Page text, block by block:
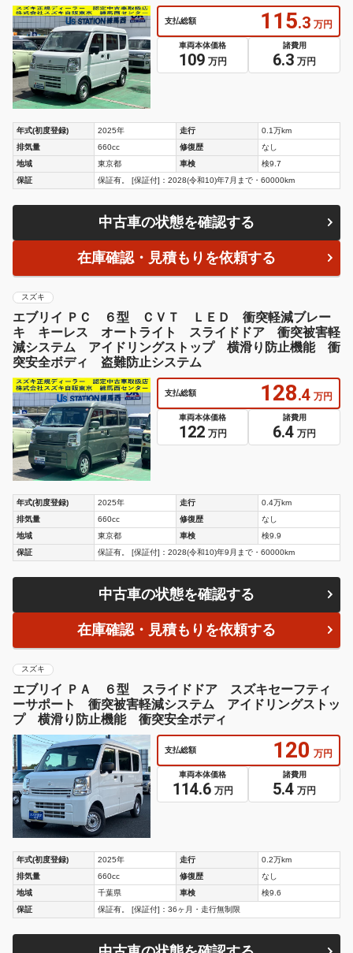
支払総額 115.3 万円
車両本体価格
109 万円
諸費用
6.3 万円
年式(初度登録) 2025年 走行
0.1万km
排気量
660cc 修復歴
なし
地域
東京都 車検
検9.7
保証
保証有。 [保証付]：2028(令和10)年7月まで・60000km
中古車の状態を確認する
在庫確認・見積もりを依頼する
スズキ
エブリイ ＰＣ ６型 ＣＶＴ ＬＥＤ 衝突軽減ブレー
キ キーレス オートライト スライドドア 衝突被害軽
減システム アイドリングストップ 横滑り防止機能 衝
突安全ボディ 盗難防止システム
支払総額 128.4 万円
車両本体価格
122 万円
諸費用
6.4 万円
年式(初度登録) 2025年 走行
0.4万km
排気量
660cc 修復歴
なし
地域
東京都 車検
検9.9
保証
保証有。 [保証付]：2028(令和10)年9月まで・60000km
中古車の状態を確認する
在庫確認・見積もりを依頼する
スズキ
エブリイ ＰＡ ６型 スライドドア スズキセーフティ
ーサポート 衝突被害軽減システム アイドリングストッ
プ 横滑り防止機能 衝突安全ボディ
支払総額 120 万円
車両本体価格
114.6 万円
諸費用
5.4 万円
年式(初度登録) 2025年 走行
0.2万km
排気量
660cc 修復歴
なし
地域
千葉県 車検
検9.6
保証
保証有。 [保証付]：36ヶ月・走行無制限